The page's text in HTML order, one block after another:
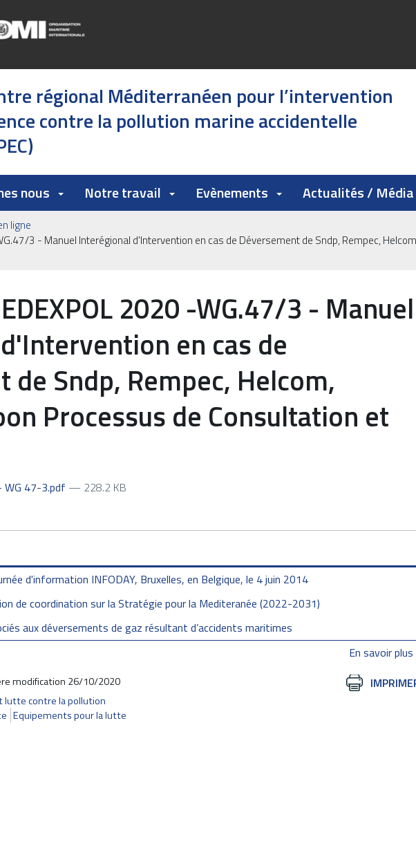
régional Méditerranéen pour l’intervention
contre la pollution marine accidentelle
nous Notre travail Evènements Actualités / Média
ligne
3 - Manuel Interégional d'Intervention en cas de Déversement de Sndp, Rempec,
2020 -WG.47/3 - Manuel
en cas de
de Sndp, Rempec, Helcom,
Processus de Consultation et
WG 47-3.pdf — 228.2 KB
d'information INFODAY, Bruxelles, en Belgique, le 4 juin 2014
de coordination sur la Stratégie pour la Mediteranée (2022-2031)
aux déversements de gaz résultant d’accidents maritimes
En savoir plus
Actions
modification 26/10/2020
lutte contre la pollution
Equipements pour la lutte